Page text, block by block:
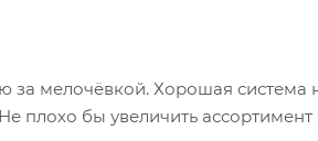
за мелочёвкой. Хорошая система
плохо бы увеличить